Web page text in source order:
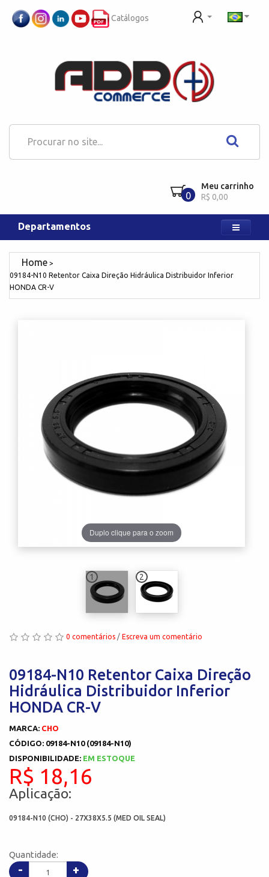
Catálogos
0
Meu carrinho
R$ 0,00
Departamentos
09184-N10 Retentor Caixa Direção Hidráulica Distribuidor Inferior
HONDA CR-V
1 2
Duplo clique para o zoom
0 comentários / Escreva um comentário
09184-N10 Retentor Caixa Direção
Hidráulica Distribuidor Inferior
HONDA CR-V
MARCA: CHO
CÓDIGO: 09184-N10 (09184-N10)
DISPONIBILIDADE: EM ESTOQUE
R$ 18,16
Aplicação:
09184-N10 (CHO) - 27X38X5.5 (MED OIL SEAL)
Quantidade:
- +